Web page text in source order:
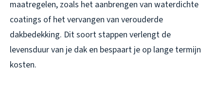
maatregelen, zoals het aanbrengen van waterdichte
coatings of het vervangen van verouderde
dakbedekking. Dit soort stappen verlengt de
levensduur van je dak en bespaart je op lange termijn
kosten.